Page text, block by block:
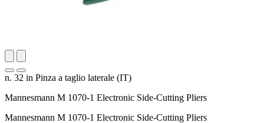
n. 32 in Pinza a taglio laterale (IT)
Mannesmann M 1070-1 Electronic Side-Cutting Pliers
Mannesmann M 1070-1 Electronic Side-Cutting Pliers